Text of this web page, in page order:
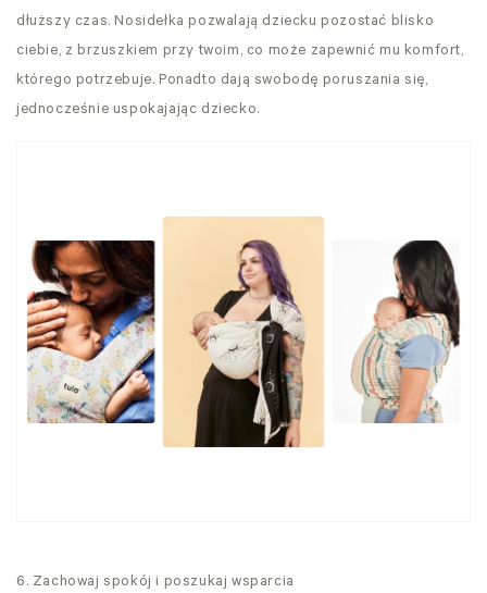
dłuższy czas. Nosidełka pozwalają dziecku pozostać blisko
ciebie, z brzuszkiem przy twoim, co może zapewnić mu komfort,
którego potrzebuje. Ponadto dają swobodę poruszania się,
jednocześnie uspokajając dziecko.
6. Zachowaj spokój i poszukaj wsparcia